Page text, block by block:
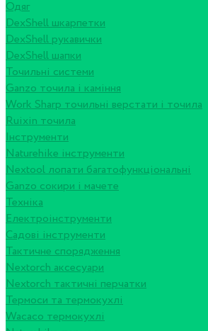
Одяг
DexShell шкарпетки
DexShell рукавички
DexShell шапки
Точильні системи
Ganzo точила і каміння
Work Sharp точильні верстати і точила
Ruixin точила
Інструменти
Naturehike інструменти
Nextool лопати багатофункціональні
Ganzo сокири і мачете
Техніка
Електроінструменти
Садові інструменти
Тактичне спорядження
Nextorch аксесуари
Nextorch тактичні перчатки
Термоси та термокухлі
Wacaco термокухлі